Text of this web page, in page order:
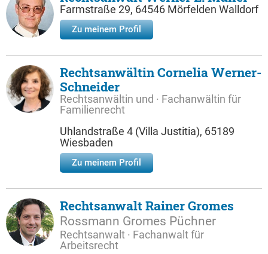
Farmstraße 29, 64546 Mörfelden Walldorf
Zu meinem Profil
Rechtsanwältin Cornelia Werner-
Schneider
Rechtsanwältin und · Fachanwältin für
Familienrecht
Uhlandstraße 4 (Villa Justitia), 65189
Wiesbaden
Zu meinem Profil
Rechtsanwalt Rainer Gromes
Rossmann Gromes Püchner
Rechtsanwalt · Fachanwalt für
Arbeitsrecht